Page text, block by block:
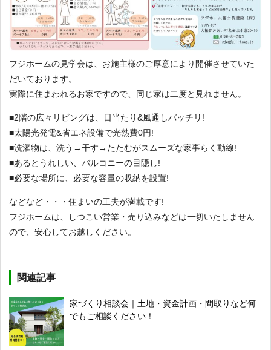
フジホームの見学会は、お施主様のご厚意により開催させていた
だいております。
実際に住まわれるお家ですので、同じ家は二度と見れません。
■2階の広々リビングは、日当たり&風通しバッチリ!
■太陽光発電&省エネ設備で光熱費0円!
■洗濯物は、洗う→干す→たたむがスムーズな家事らく動線!
■あるとうれしい、バルコニーの目隠し!
■必要な場所に、必要な容量の収納を設置!
などなど・・・住まいの工夫が満載です!
フジホームは、しつこい営業・売り込みなどは一切いたしません
ので、安心してお越しください。
関連記事
家づくり相談会｜土地・資金計画・間取りなど何
でもご相談ください！